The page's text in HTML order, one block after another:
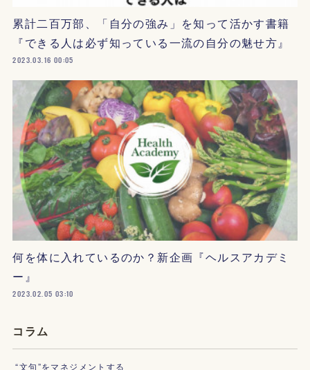
累計二百万部、「自分の強み」を知って活かす書籍
『できる人は必ず知っている一流の自分の魅せ方』
2023.03.16 00:05
何を体に入れているのか？新企画『ヘルスアカデミ
ー』
2023.02.05 03:10
コラム
“文句”をマネジメントする